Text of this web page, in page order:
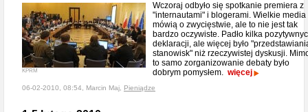
KPRM
Wczoraj odbyło się spotkanie premiera z
"internautami" i blogerami. Wielkie media
mówią o zwycięstwie, ale to nie jest tak
bardzo oczywiste. Padło kilka
deklaracji, ale więcej było
stanowisk" niż rzeczywistej dyskusji.
to samo zorganizowanie debaty było
dobrym pomysłem. więcej
06-02-2010, 08:54, Marcin Maj, Pieniądze